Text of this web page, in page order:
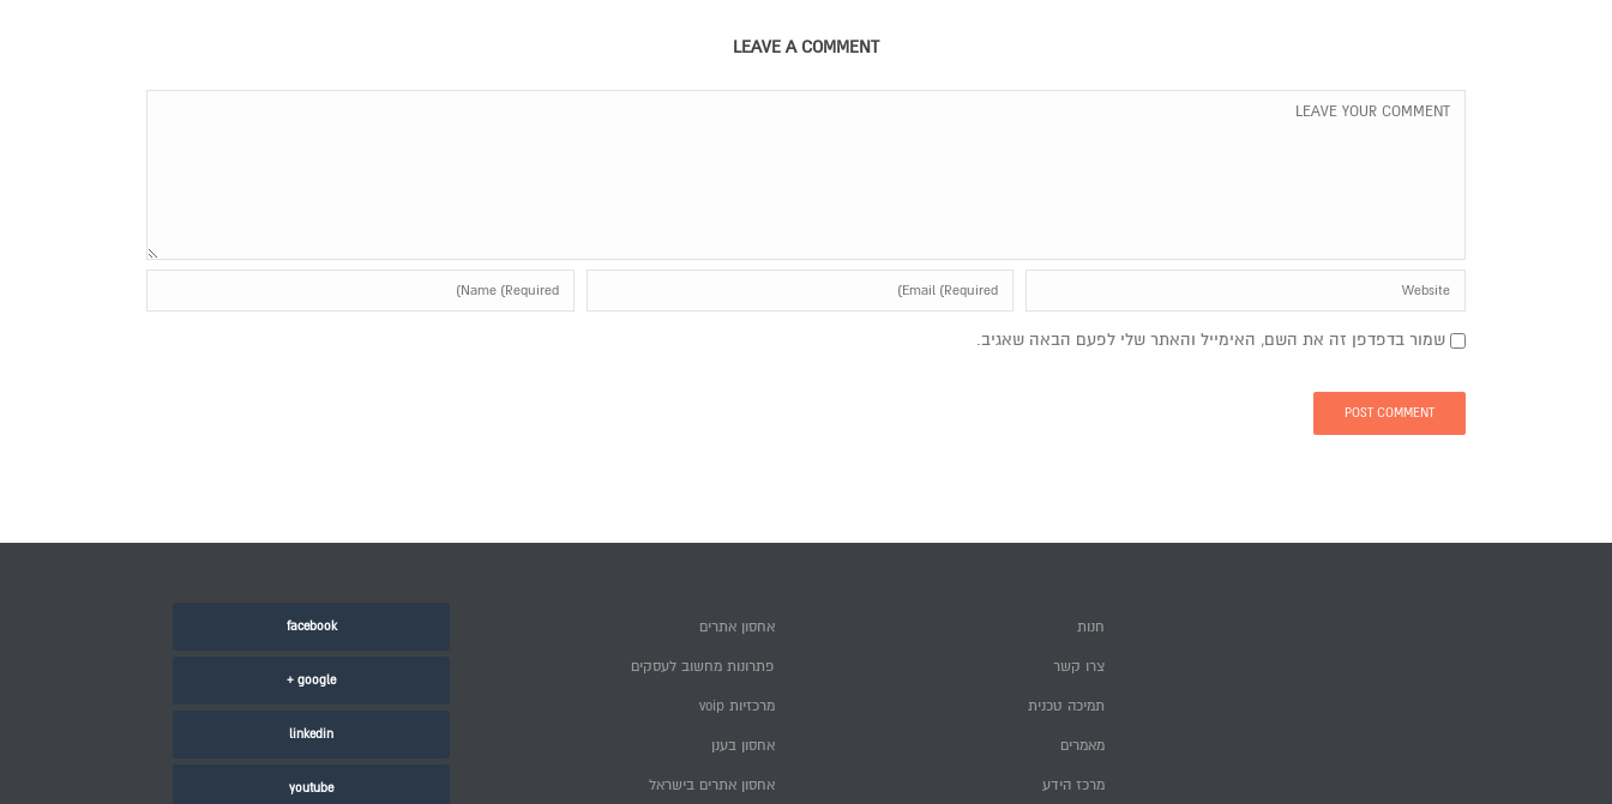
LEAVE A COMMENT
שמור בדפדפן זה את השם, האימייל והאתר שלי לפעם הבאה שאגיב.
facebook
google +
linkedin
youtube
אחסון אתרים
פתרונות מחשוב לעסקים
מרכזיות voip
אחסון בענן
אחסון אתרים בישראל
חנות
צרו קשר
תמיכה טכנית
מאמרים
מרכז הידע